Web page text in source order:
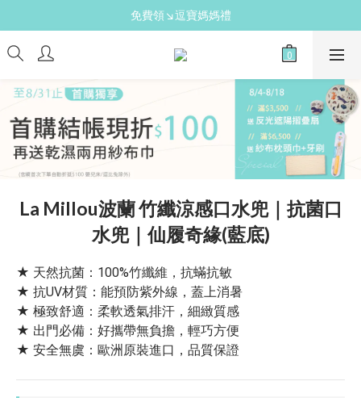
新手爸媽必備↘育兒懶人包
免費領↘逗寶媽媽禮
La Millou波蘭 竹纖涼感口水兜｜抗菌口
水兜｜仙履奇緣(藍底)
★ 天然抗菌：100%竹纖維，抗蟎抗敏
★ 抗UV材質：能預防紫外線，蓋上消暑
★ 極致舒適：柔軟透氣排汗，細緻質感
★ 出門必備：好攜帶無負擔，輕巧方便
★ 安全無虞：歐洲原裝進口，品質保證